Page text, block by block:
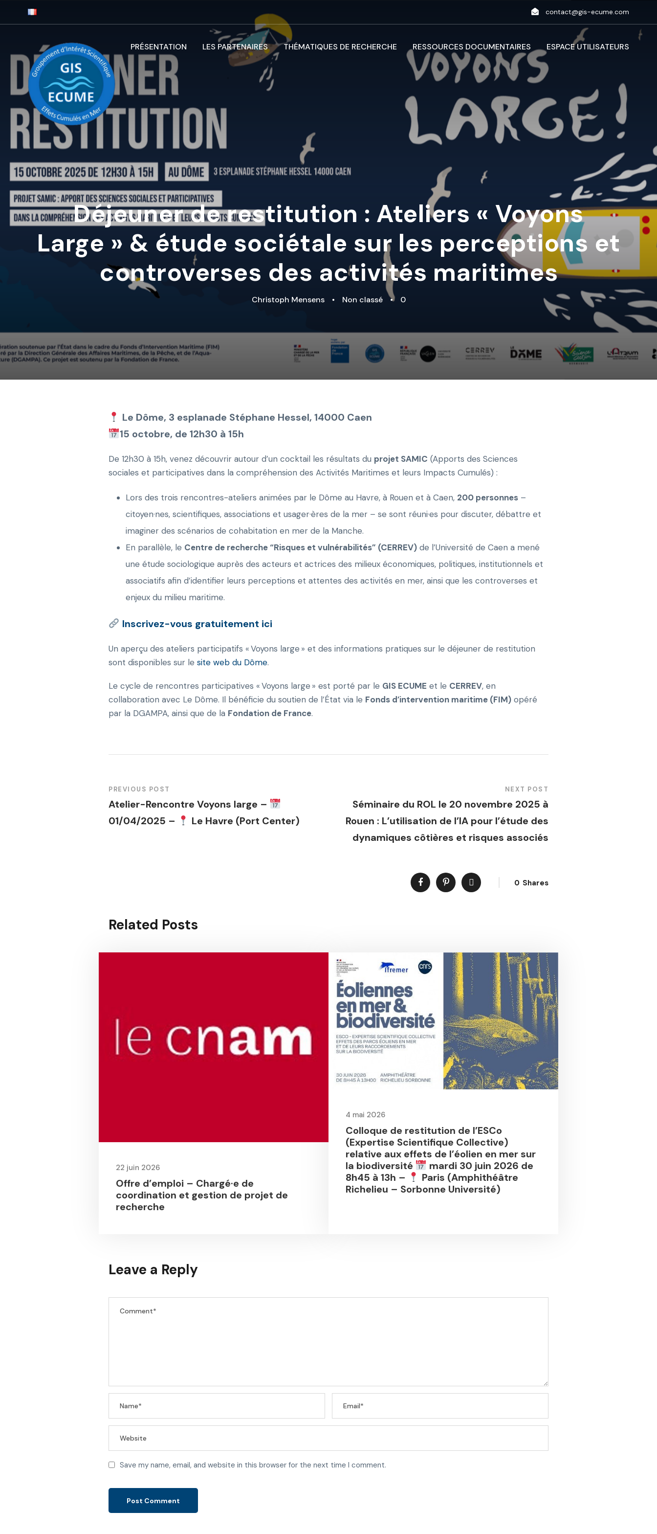
contact@gis-ecume.com
PRÉSENTATION LES PARTENAIRES THÉMATIQUES DE RECHERCHE RESSOURCES DOCUMENTAIRES ESPACE UTILISATEURS
Déjeuner de restitution : Ateliers « Voyons
Large » & étude sociétale sur les perceptions et
controverses des activités maritimes
Christoph Mensens • Non classé • 0
Le Dôme, 3 esplanade Stéphane Hessel, 14000 Caen
15 octobre, de 12h30 à 15h
De 12h30 à 15h, venez découvrir autour d’un cocktail les résultats du projet SAMIC (Apports des Sciences
sociales et participatives dans la compréhension des Activités Maritimes et leurs Impacts Cumulés) :
Lors des trois rencontres-ateliers animées par le Dôme au Havre, à Rouen et à Caen, 200 personnes –
citoyen·nes, scientifiques, associations et usager·ères de la mer – se sont réuni·es pour discuter, débattre et
imaginer des scénarios de cohabitation en mer de la Manche.
En parallèle, le Centre de recherche “Risques et vulnérabilités” (CERREV) de l’Université de Caen a mené
une étude sociologique auprès des acteurs et actrices des milieux économiques, politiques, institutionnels et
associatifs afin d’identifier leurs perceptions et attentes des activités en mer, ainsi que les controverses et
enjeux du milieu maritime.
Inscrivez-vous gratuitement ici
Un aperçu des ateliers participatifs « Voyons large » et des informations pratiques sur le déjeuner de restitution
sont disponibles sur le site web du Dôme.
Le cycle de rencontres participatives « Voyons large » est porté par le GIS ECUME et le CERREV, en
collaboration avec Le Dôme. Il bénéficie du soutien de l’État via le Fonds d’intervention maritime (FIM) opéré
par la DGAMPA, ainsi que de la Fondation de France.
PREVIOUS POST
Atelier-Rencontre Voyons large –
01/04/2025 –
Le Havre (Port Center)
NEXT POST
Séminaire du ROL le 20 novembre 2025 à
Rouen : L’utilisation de l’IA pour l’étude des
dynamiques côtières et risques associés
0 Shares
Related Posts
22 juin 2026
Offre d’emploi – Chargé·e de
coordination et gestion de projet de
recherche
4 mai 2026
Colloque de restitution de l’ESCo
(Expertise Scientifique Collective)
relative aux effets de l’éolien en mer sur
la biodiversité
mardi 30 juin 2026 de
8h45 à 13h –
Paris (Amphithéâtre
Richelieu – Sorbonne Université)
Leave a Reply
Save my name, email, and website in this browser for the next time I comment.